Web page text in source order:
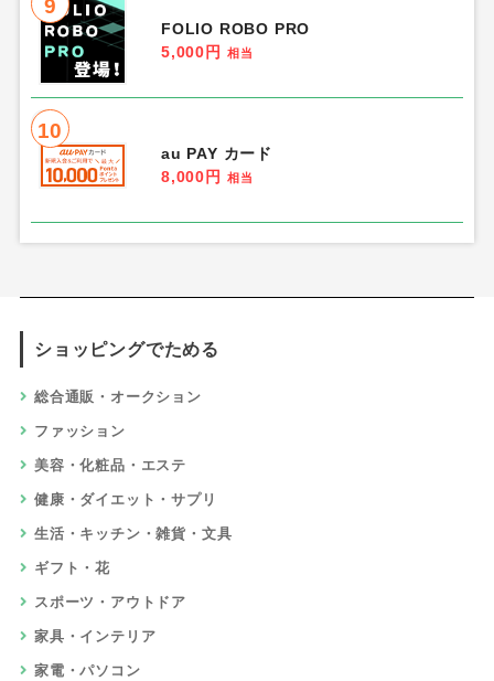
9
FOLIO ROBO PRO
5,000円
相当
10
au PAY カード
8,000円
相当
ショッピングでためる
総合通販・オークション
ファッション
美容・化粧品・エステ
健康・ダイエット・サプリ
生活・キッチン・雑貨・文具
ギフト・花
スポーツ・アウトドア
家具・インテリア
家電・パソコン